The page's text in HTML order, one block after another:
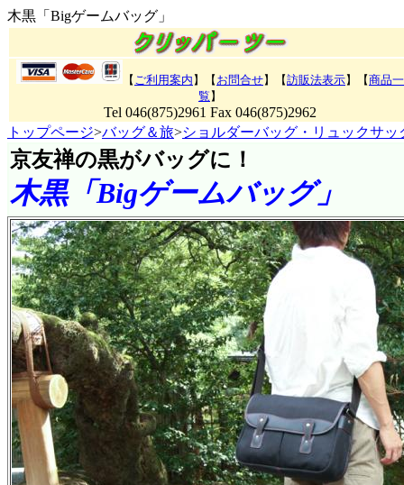
木黒「Bigゲームバッグ」
【 ご利用案内 】【 お問合せ】【訪販法表示】 【商品一
覧 】
Tel 046(875)2961 Fax 046(875)2962
トップページ>バッグ＆旅>ショルダーバッグ・リュックサ
京友禅の黒がバッグに！
木黒「Bigゲームバッグ」